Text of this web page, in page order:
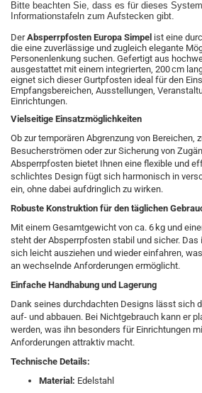
Bitte beachten Sie, dass es für dieses
Informationstafeln zum Aufstecken gibt.
DerAbsperrpfosten Europa Simpel ist eine
die eine zuverlässige und zugleich elegante
Personenlenkung suchen. Gefertigt aus
ausgestattet mit einem integrierten, 200 cm
eignet sich dieser Gurtpfosten ideal für den
Empfangsbereichen, Ausstellungen,
Einrichtungen.
Vielseitige Einsatzmöglichkeiten
Ob zur temporären Abgrenzung von Bereichen,
Besucherströmen oder zur Sicherung von
Absperrpfosten bietet Ihnen eine flexible und
schlichtes Design fügt sich harmonisch in
ein, ohne dabei aufdringlich zu wirken.
Robuste Konstruktion für den täglichen
Mit einem Gesamtgewicht von ca. 6 kg und
steht der Absperrpfosten stabil und sicher.
sich leicht ausziehen und wieder einfahren,
an wechselnde Anforderungen ermöglicht.
Einfache Handhabung und Lagerung
Dank seines durchdachten Designs lässt sich
auf- und abbauen. Bei Nichtgebrauch kann er
werden, was ihn besonders für Einrichtungen
Anforderungen attraktiv macht.
Technische Details:
Material: Edelstahl